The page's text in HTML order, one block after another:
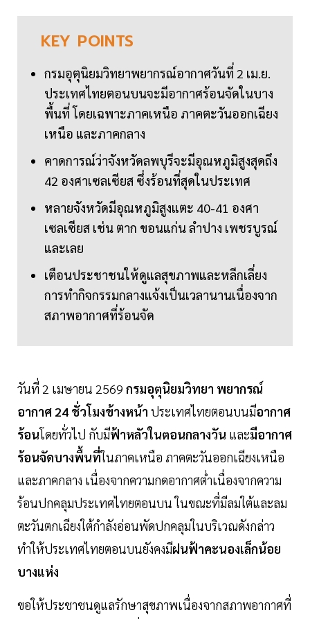
KEY POINTS
กรมอุตุนิยมวิทยาพยากรณ์อากาศวันที่ 2 เม.ย.
ประเทศไทยตอนบนจะมีอากาศร้อนจัดในบาง
พื้นที่ โดยเฉพาะภาคเหนือ ภาคตะวันออกเฉียง
เหนือ และภาคกลาง
คาดการณ์ว่าจังหวัดลพบุรีจะมีอุณหภูมิสูงสุดถึง
42 องศาเซลเซียส ซึ่งร้อนที่สุดในประเทศ
หลายจังหวัดมีอุณหภูมิสูงแตะ 40-41 องศา
เซลเซียส เช่น ตาก ขอนแก่น ลำปาง เพชรบูรณ์
และเลย
เตือนประชาชนให้ดูแลสุขภาพและหลีกเลี่ยง
การทำกิจกรรมกลางแจ้งเป็นเวลานานเนื่องจาก
สภาพอากาศที่ร้อนจัด
วันที่ 2 เมษายน 2569 กรมอุตุนิยมวิทยา พยากรณ์
อากาศ 24 ชั่วโมงข้างหน้า ประเทศไทยตอนบนมีอากาศ
ร้อนโดยทั่วไป กับมีฟ้าหลัวในตอนกลางวัน และมีอากาศ
ร้อนจัดบางพื้นที่ในภาคเหนือ ภาคตะวันออกเฉียงเหนือ
และภาคกลาง เนื่องจากความกดอากาศต่ำเนื่องจากความ
ร้อนปกคลุมประเทศไทยตอนบน ในขณะที่มีลมใต้และลม
ตะวันตกเฉียงใต้กำลังอ่อนพัดปกคลุมในบริเวณดังกล่าว
ทำให้ประเทศไทยตอนบนยังคงมีฝนฟ้าคะนองเล็กน้อย
บางแห่ง
ขอให้ประชาชนดูแลรักษาสุขภาพเนื่องจากสภาพอากาศที่